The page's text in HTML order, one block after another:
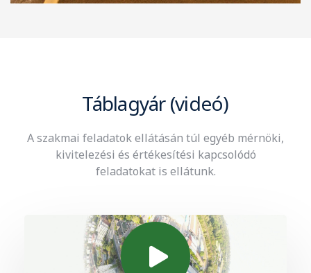
Táblagyár (videó)
A szakmai feladatok ellátásán túl egyéb mérnöki,
kivitelezési és értékesítési kapcsolódó
feladatokat is ellátunk.